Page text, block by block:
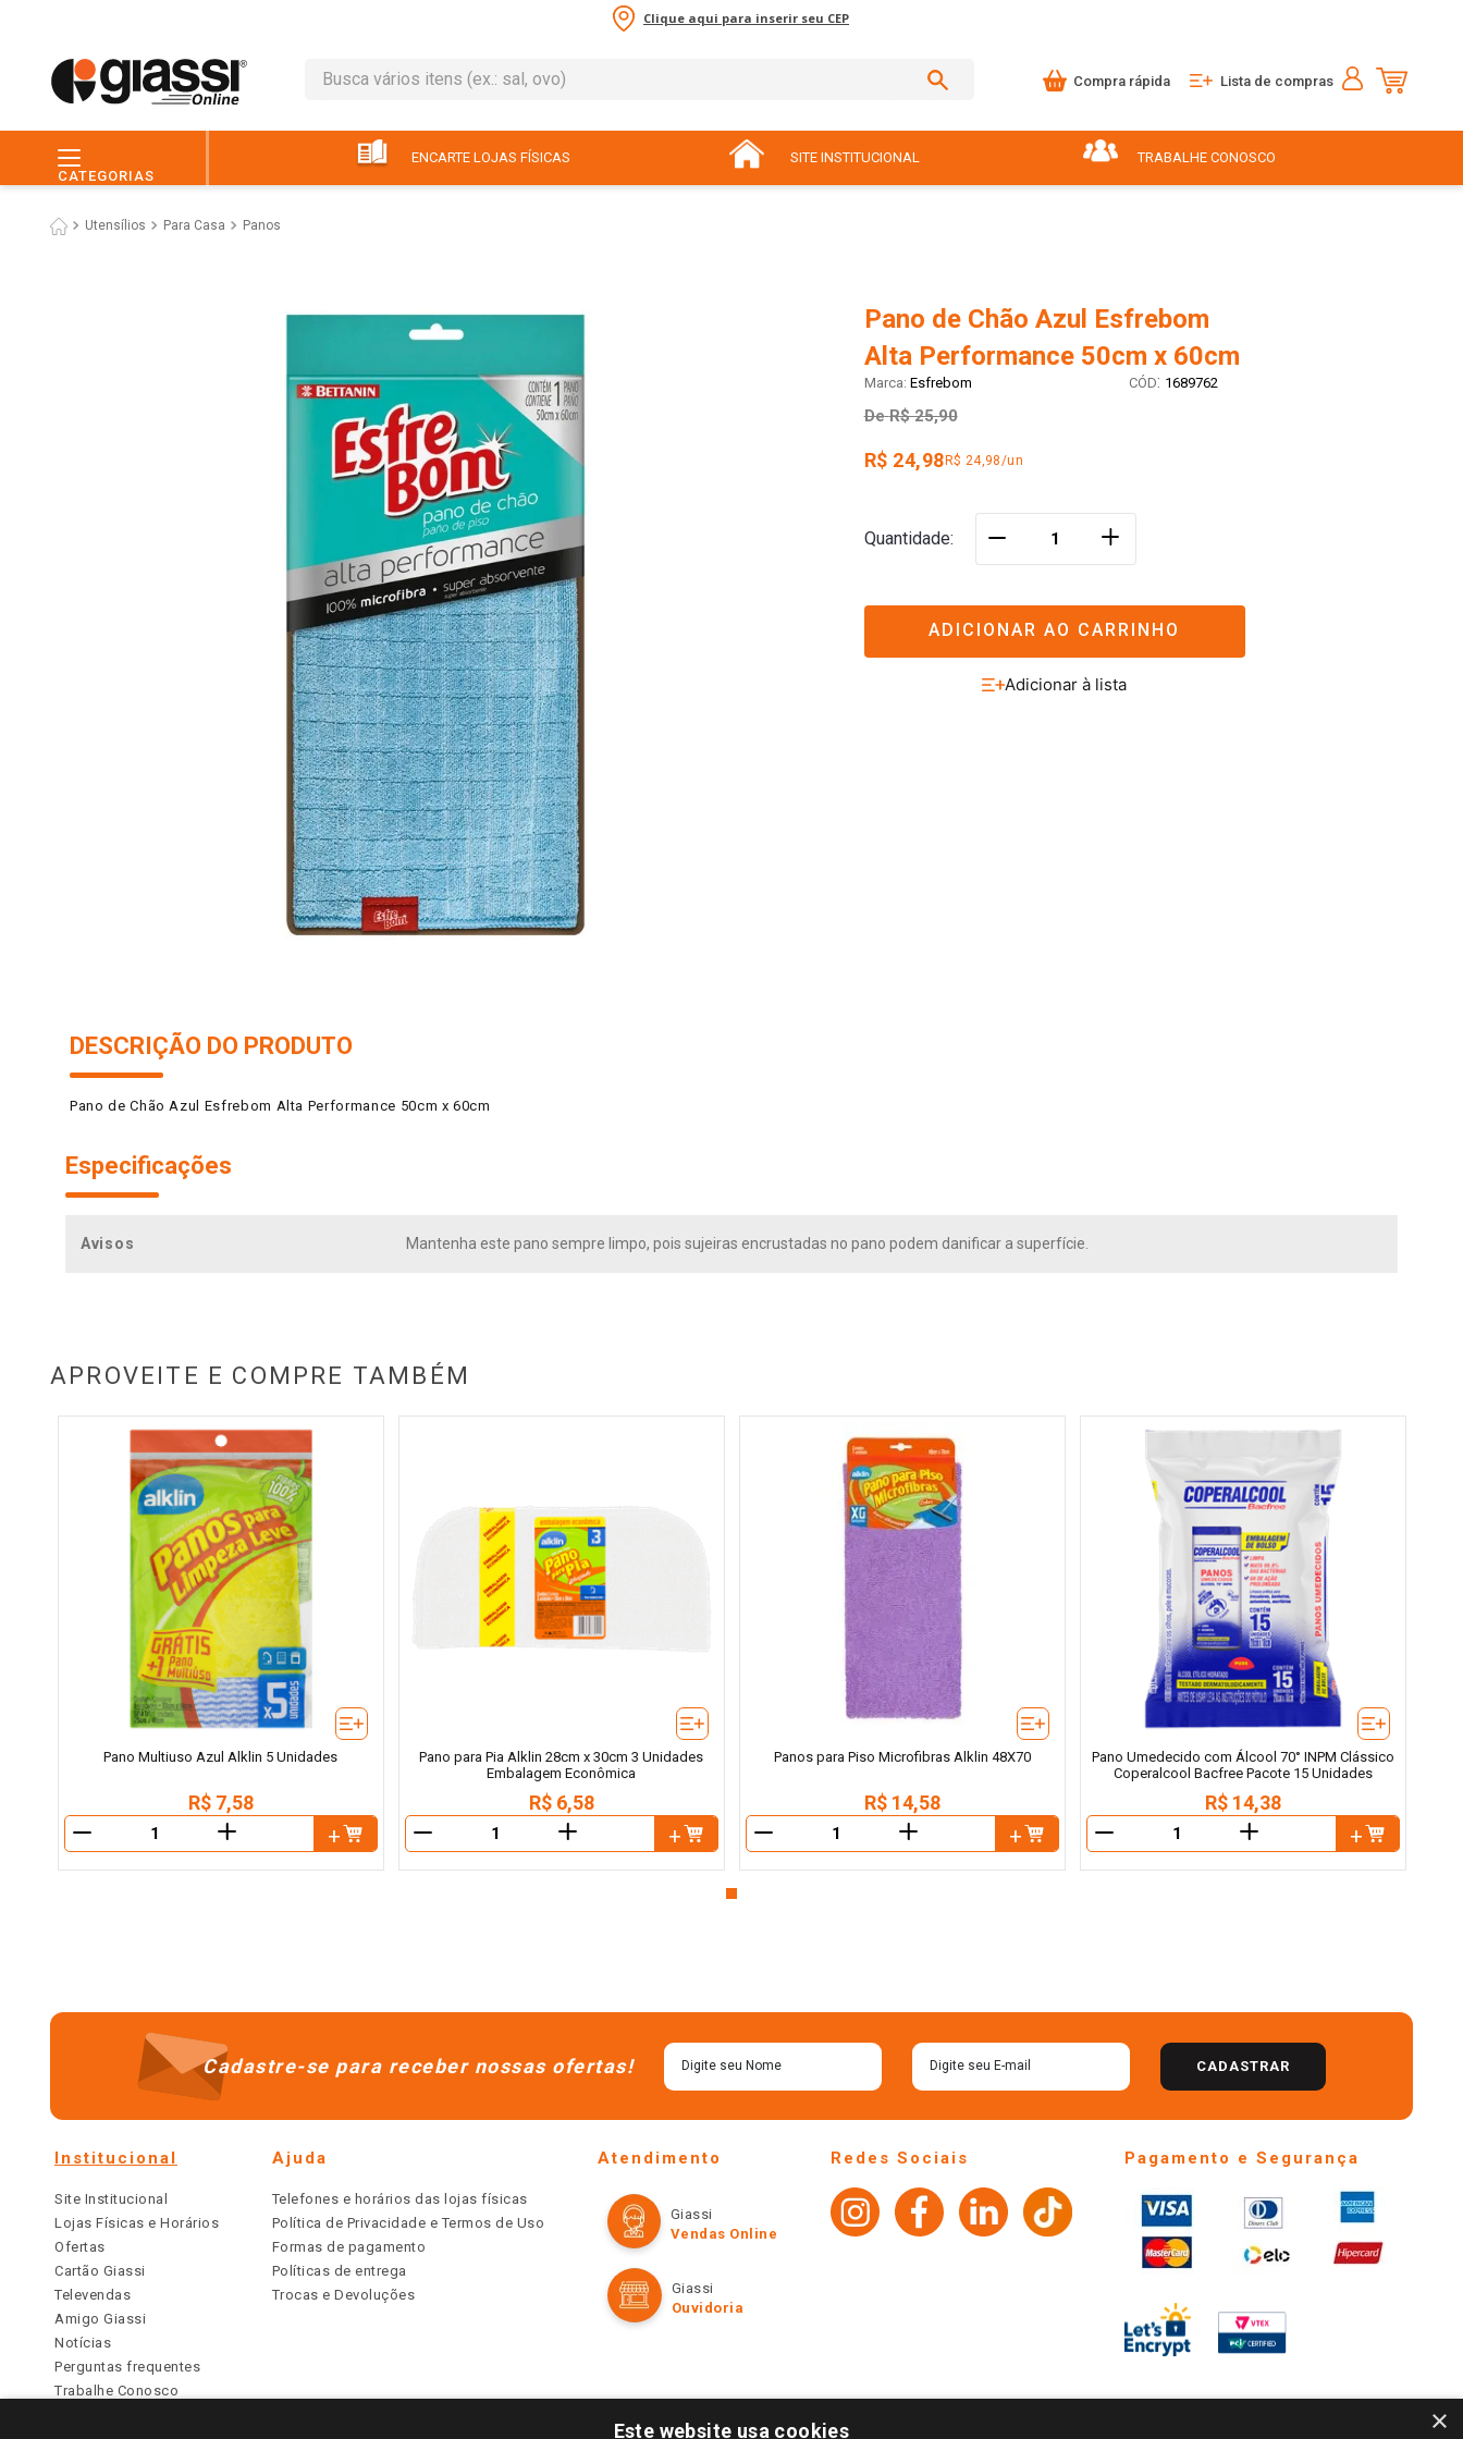
Clique aqui para inserir seu CEP
Busca vários itens (ex.: sal, ovo)
Compra rápida Lista de compras
CATEGORIAS
ENCARTE LOJAS FÍSICAS SITE INSTITUCIONAL TRABALHE CONOSCO
Utensílios Para Casa Panos
Pano de Chão Azul Esfrebom
Alta Performance 50cm x 60cm
Esfrebom : 1689762
De R$ 25,90
R$ 24,98R$ 24,98/un
Quantidade ＋
ADICIONAR AO CARRINHO
DESCRIÇÃO DO PRODUTO
Pano de Chão Azul Esfrebom Alta Performance 50cm x 60cm
Especificações
Avisos Mantenha este pano sempre limpo, pois sujeiras encrustadas no pano podem danificar a superfície.
APROVEITE E COMPRE TAMBÉM
Pano Multiuso Azul Alklin 5 Unidades
R$ 7,58
＋
Pano para Pia Alklin 28cm x 30cm 3 Unidades
Embalagem Econômica
R$ 6,58
＋
Panos para Piso Microfibras Alklin 48X70
R$ 14,58
＋
Pano Umedecido com Álcool 70° INPM Clássico
Coperalcool Bacfree Pacote 15 Unidades
R$ 14,38
＋
Cadastre-se para receber nossas ofertas! CADASTRAR
Institucional
Site Institucional
Lojas Físicas e Horários
Ofertas
Cartão Giassi
Televendas
Amigo Giassi
Notícias
Perguntas frequentes
Trabalhe Conosco
Ajuda
Telefones e horários das lojas físicas
Política de Privacidade e Termos de Uso
Formas de pagamento
Políticas de entrega
Trocas e Devoluções
Atendimento
Giassi
Vendas Online
Giassi
Ouvidoria
Redes Sociais Pagamento e Segurança
×
Este website usa cookies
café
7º arroz
8º pão
ovo
iogurte